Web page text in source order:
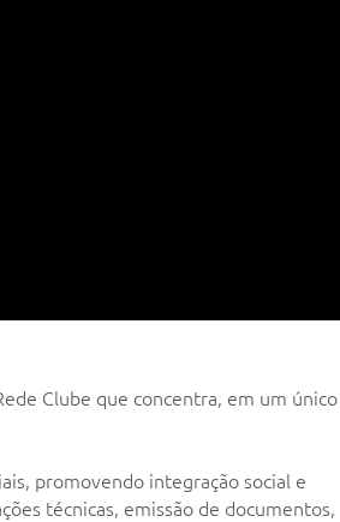
Clube que concentra, em um único
promovendo integração social e
técnicas, emissão de documentos,